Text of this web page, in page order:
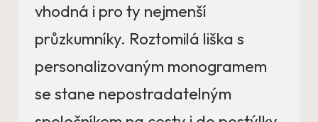
vhodná i pro ty nejmenší
průzkumníky. Roztomilá liška s
personalizovaným monogramem
se stane nepostradatelným